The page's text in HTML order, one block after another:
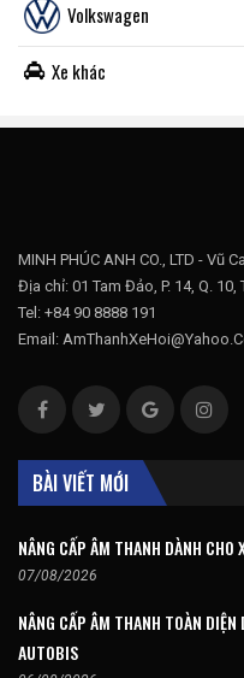
Volkswagen
Xe khác
MINH PHÚC ANH CO., LTD - Vũ
Địa chỉ: 01 Tam Đảo, P. 14, Q. 10,
Tel: +84 90 8888 191
Email:
BÀI VIẾT MỚI
NÂNG CẤP ÂM THANH DÀNH CHO
07/08/2026
NÂNG CẤP ÂM THANH TOÀN DIỆN
AUTOBIS